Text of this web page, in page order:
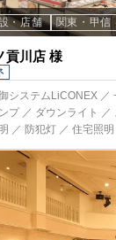
・店舗 関東・甲信
貢川店 様
システムLiCONEX ／
プ ／ ダウンライト ／
／ 防犯灯 ／ 住宅照